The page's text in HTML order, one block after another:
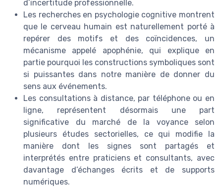
d’incertitude professionnelle.
Les recherches en psychologie cognitive montrent
que le cerveau humain est naturellement porté à
repérer des motifs et des coïncidences, un
mécanisme appelé apophénie, qui explique en
partie pourquoi les constructions symboliques sont
si puissantes dans notre manière de donner du
sens aux événements.
Les consultations à distance, par téléphone ou en
ligne, représentent désormais une part
significative du marché de la voyance selon
plusieurs études sectorielles, ce qui modifie la
manière dont les signes sont partagés et
interprétés entre praticiens et consultants, avec
davantage d’échanges écrits et de supports
numériques.